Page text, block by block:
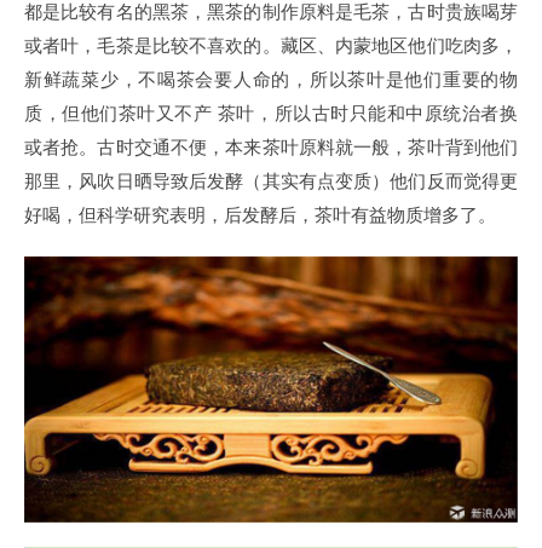
都是比较有名的黑茶，黑茶的制作原料是毛茶，古时贵族喝芽
或者叶，毛茶是比较不喜欢的。藏区、内蒙地区他们吃肉多，
新鲜蔬菜少，不喝茶会要人命的，所以茶叶是他们重要的物
质，但他们茶叶又不产 茶叶，所以古时只能和中原统治者换
或者抢。古时交通不便，本来茶叶原料就一般，茶叶背到他们
那里，风吹日晒导致后发酵（其实有点变质）他们反而觉得更
好喝，但科学研究表明，后发酵后，茶叶有益物质增多了。